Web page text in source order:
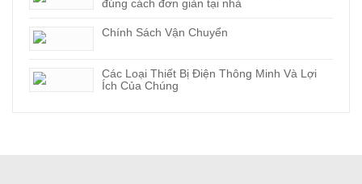
đúng cách đơn giản tại nhà
Chính Sách Vận Chuyển
Các Loại Thiết Bị Điện Thông Minh Và Lợi
Ích Của Chúng